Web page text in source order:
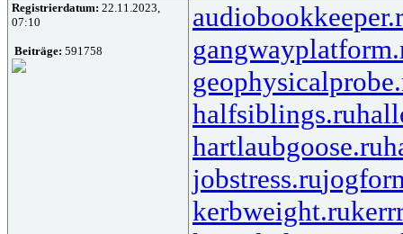
Registrierdatum: 22.11.2023,
07:10
Beiträge: 591758
halfsiblings.ru
hartlaubgoose.ru
jobstress.ru
kerbweight.ru